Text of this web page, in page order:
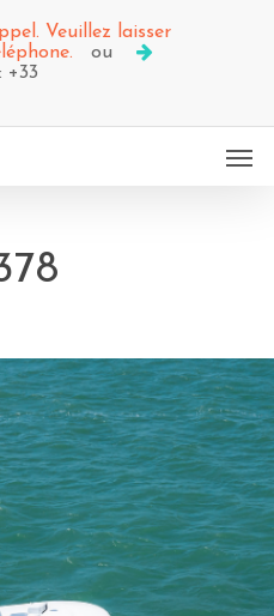
Veuillez laisser
ou
+33